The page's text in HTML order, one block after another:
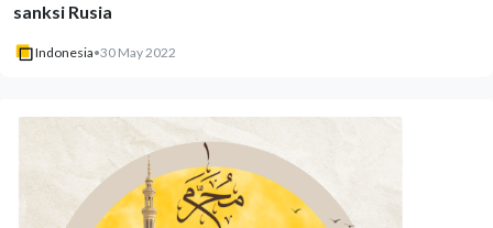
sanksi Rusia
Indonesia•30 May 2022